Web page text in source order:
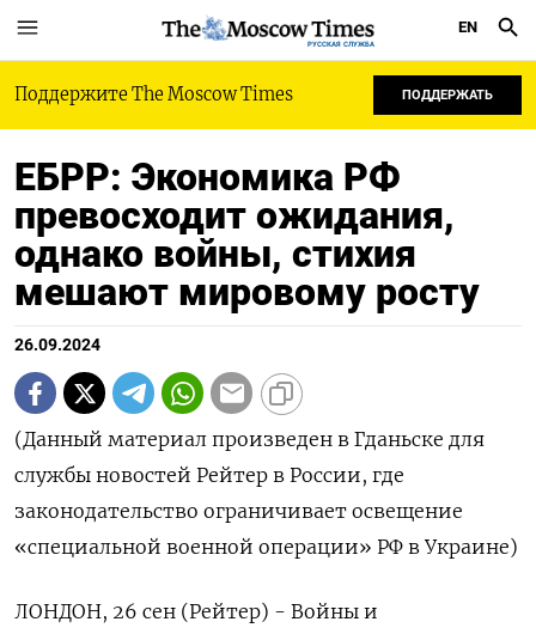
РУССКАЯ СЛУЖБА
EN
Поддержите The Moscow Times ПОДДЕРЖАТЬ
ЕБРР: Экономика РФ
превосходит ожидания,
однако войны, стихия
мешают мировому росту
26.09.2024
(Данный материал произведен в Гданьске для
службы новостей Рейтер в России, где
законодательство ограничивает освещение
«специальной военной операции» РФ в Украине)
ЛОНДОН, 26 сен (Рейтер) - Войны и